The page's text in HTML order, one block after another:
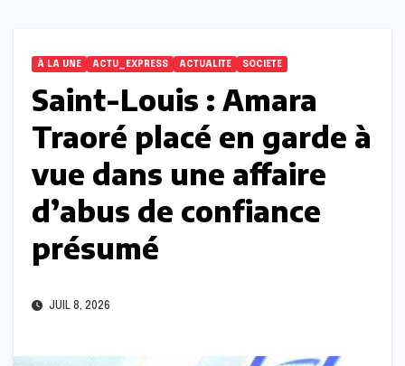
À LA UNE ACTU_EXPRESS ACTUALITE SOCIETE
Saint-Louis : Amara
Traoré placé en garde à
vue dans une affaire
d’abus de confiance
présumé
JUIL 8, 2026